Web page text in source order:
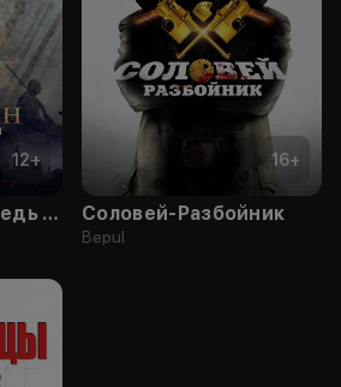
12+
Иерей-сан. Исповедь самурая
16+
Соловей-Разбойник
Bepul